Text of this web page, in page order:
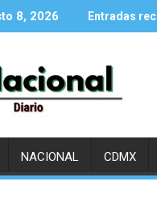
8, 2026 Entradas
NACIONAL CDMX